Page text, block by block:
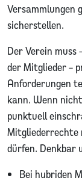
Versammlungen
sicherstellen.
Der Verein muss
der Mitglieder –
Anforderungen
kann. Wenn
punktuell
Mitgliederrechte
dürfen. Denkbar
Bei hybriden